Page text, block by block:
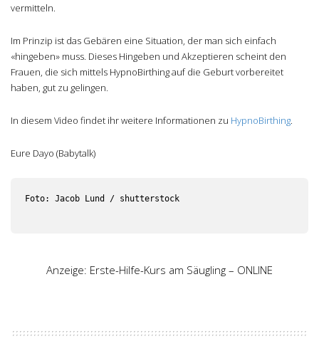
vermitteln.
Im Prinzip ist das Gebären eine Situation, der man sich einfach
«hingeben» muss. Dieses Hingeben und Akzeptieren scheint den
Frauen, die sich mittels HypnoBirthing auf die Geburt vorbereitet
haben, gut zu gelingen.
In diesem Video findet ihr weitere Informationen zu HypnoBirthing.
Eure Dayo (Babytalk)
Foto: Jacob Lund / shutterstock
Anzeige: Erste-Hilfe-Kurs am Säugling – ONLINE